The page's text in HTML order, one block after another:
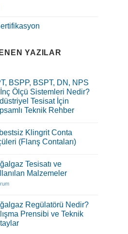
YAZILAR
BSPP, BSPT, DN, NPS
Ölçü Sistemleri Nedir?
Tesisat İçin
Teknik Rehber
Klingrit Conta
(Flanş Contaları)
Tesisatı ve
Malzemeler
Regülatörü Nedir?
Prensibi ve Teknik